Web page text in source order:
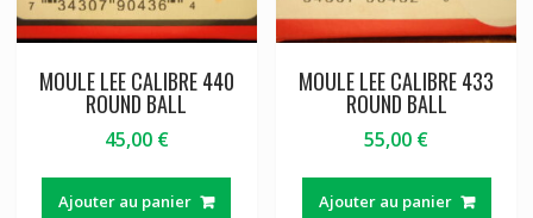
MOULE LEE CALIBRE 440
ROUND BALL
45,00 €
Ajouter au panier
MOULE LEE CALIBRE 433
ROUND BALL
55,00 €
Ajouter au panier